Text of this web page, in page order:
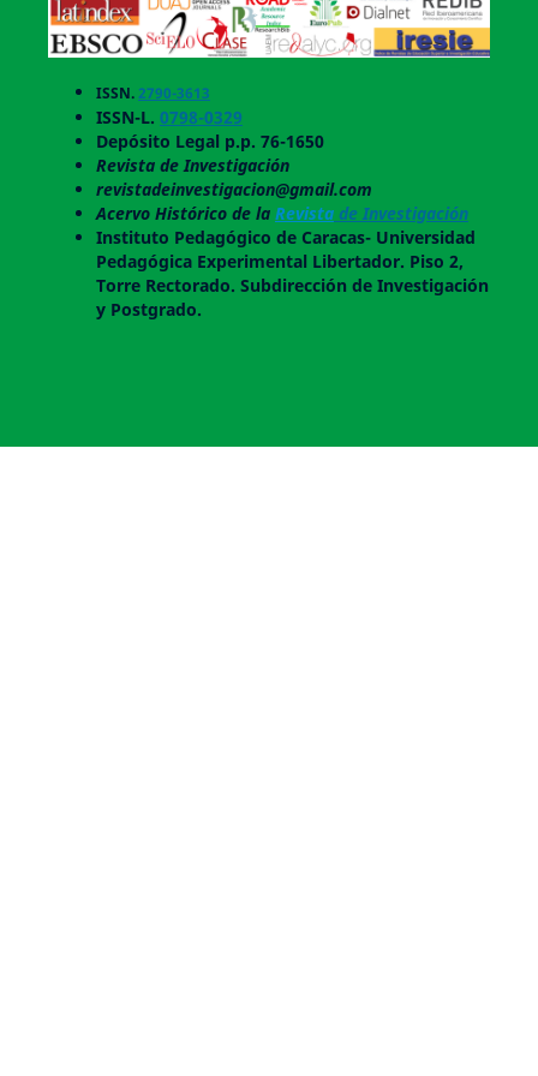
ISSN.2790-3613
ISSN-L. 0798-0329
Depósito Legal p.p. 76-1650
Revista de Investigación
revistadeinvestigacion@gmail.com
Acervo Histórico de la Revistade Investigación
Instituto Pedagógico de Caracas- Universidad
Pedagógica Experimental Libertador. Piso 2,
Torre Rectorado. Subdirección de Investigación
y Postgrado.